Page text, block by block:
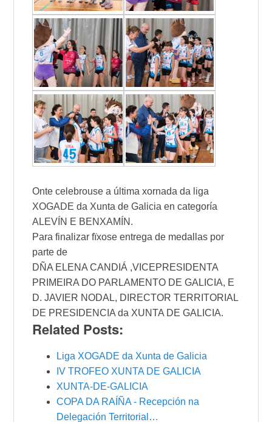
Onte celebrouse a última xornada da liga
XOGADE da Xunta de Galicia en categoría
ALEVÍN E BENXAMÍN.
Para finalizar fïxose entrega de medallas por
parte de
DÑA ELENA CANDIÁ ,VICEPRESIDENTA
PRIMEIRA DO PARLAMENTO DE GALICIA, E
D. JAVIER NODAL, DIRECTOR TERRITORIAL
DE PRESIDENCIA da XUNTA DE GALICIA.
Related Posts:
Liga XOGADE da Xunta de Galicia
IV TROFEO XUNTA DE GALICIA
XUNTA-DE-GALICIA
COPA DA RAÍÑA - Recepción na
Delegación Territorial…